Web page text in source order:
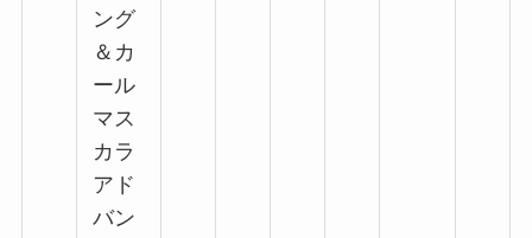
ング
＆カ
ール
マス
カラ
アド
バン